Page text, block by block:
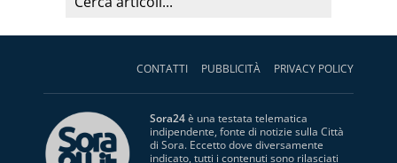
CONTATTI PUBBLICITÀ PRIVACY POLICY
Sora24è una testata telematica
indipendente, fonte di notizie sulla Città
di Sora. Eccetto dove diversamente
indicato, tutti i contenuti sono rilasciati